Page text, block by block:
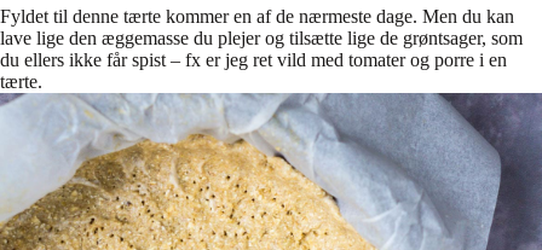
Fyldet til denne tærte kommer en af de nærmeste dage. Men du kan
lave lige den æggemasse du plejer og tilsætte lige de grøntsager, som
du ellers ikke får spist – fx er jeg ret vild med tomater og porre i en
tærte.